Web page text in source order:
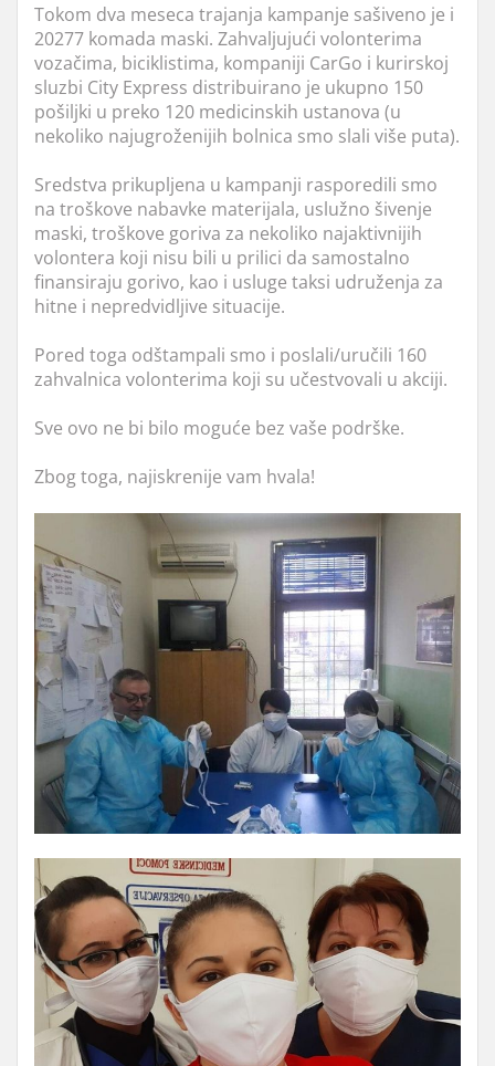
Tokom dva meseca trajanja kampanje sašiveno je i
20277 komada maski. Zahvaljujući volonterima
vozačima, biciklistima, kompaniji CarGo i kurirskoj
sluzbi City Express distribuirano je ukupno 150
pošiljki u preko 120 medicinskih ustanova (u
nekoliko najugroženijih bolnica smo slali više puta).
Sredstva prikupljena u kampanji rasporedili smo
na troškove nabavke materijala, uslužno šivenje
maski, troškove goriva za nekoliko najaktivnijih
volontera koji nisu bili u prilici da samostalno
finansiraju gorivo, kao i usluge taksi udruženja za
hitne i nepredvidljive situacije.
Pored toga odštampali smo i poslali/uručili 160
zahvalnica volonterima koji su učestvovali u akciji.
Sve ovo ne bi bilo moguće bez vaše podrške.
Zbog toga, najiskrenije vam hvala!